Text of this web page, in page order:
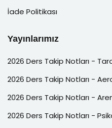
İade Politikası
Yayınlarımız
2026 Ders Takip Notları -
2026 Ders Takip Notları -
2026 Ders Takip Notları -
2026 Ders Takip Notları -